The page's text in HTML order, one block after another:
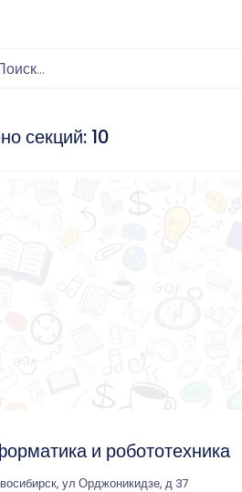
секций: 10
и робототехника
ул Орджоникидзе, д 37